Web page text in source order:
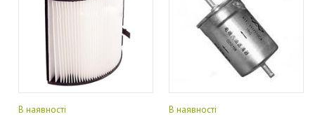
В наявності В наявності